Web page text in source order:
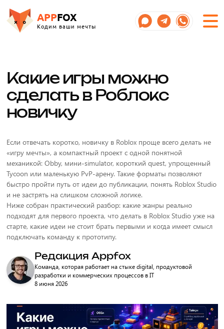
APPFOX
Кодим ваши мечты
Какие игры можно
сделать в Роблокс
новичку
Если отвечать коротко, новичку в Roblox проще всего делать не
«игру мечты», а компактный проект с одной понятной
механикой: Obby, мини-simulator, короткий quest, упрощенный
Tycoon или маленькую PvP-арену. Такие форматы позволяют
быстро пройти путь от идеи до публикации, понять Roblox Studio
и не застрять на слишком сложной логике.
Ниже собран практический разбор: какие жанры реально
подходят для первого проекта, что делать в Roblox Studio уже на
старте, какие идеи не стоит брать первыми и когда имеет смысл
подключать команду к прототипу.
Редакция Appfox
Команда, которая работает на стыке digital, продуктовой
разработки и коммерческих процессов в IT
8 июня 2026